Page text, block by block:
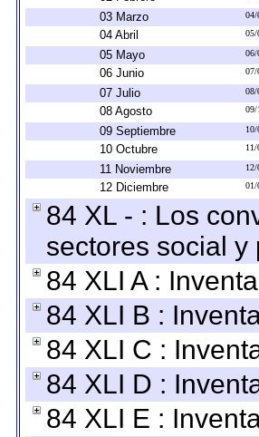
03 Marzo 04/
04 Abril 05/
05 Mayo 06/
06 Junio 07/
07 Julio 08/
08 Agosto 09/
09 Septiembre 10/
10 Octubre 11/
11 Noviembre 12/
12 Diciembre 01/
84 XL - : Los
sectores social y
84 XLI A :
84 XLI B :
84 XLI C :
84 XLI D :
84 XLI E :